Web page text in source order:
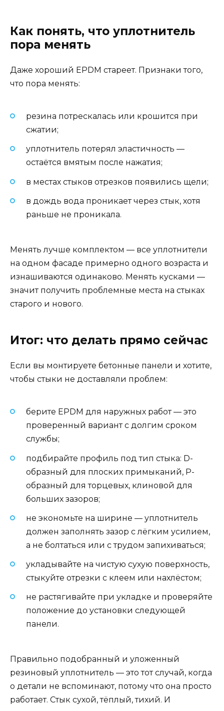
Как понять, что уплотнитель
пора менять
Даже хороший EPDM стареет. Признаки того,
что пора менять:
резина потрескалась или крошится при
сжатии;
уплотнитель потерял эластичность —
остаётся вмятым после нажатия;
в местах стыков отрезков появились щели;
в дождь вода проникает через стык, хотя
раньше не проникала.
Менять лучше комплектом — все уплотнители
на одном фасаде примерно одного возраста и
изнашиваются одинаково. Менять кусками —
значит получить проблемные места на стыках
старого и нового.
Итог: что делать прямо сейчас
Если вы монтируете бетонные панели и хотите,
чтобы стыки не доставляли проблем:
берите EPDM для наружных работ — это
проверенный вариант с долгим сроком
службы;
подбирайте профиль под тип стыка: D-
образный для плоских примыканий, P-
образный для торцевых, клиновой для
больших зазоров;
не экономьте на ширине — уплотнитель
должен заполнять зазор с лёгким усилием,
а не болтаться или с трудом запихиваться;
укладывайте на чистую сухую поверхность,
стыкуйте отрезки с клеем или нахлёстом;
не растягивайте при укладке и проверяйте
положение до установки следующей
панели.
Правильно подобранный и уложенный
резиновый уплотнитель — это тот случай, когда
о детали не вспоминают, потому что она просто
работает. Стык сухой, тёплый, тихий. И